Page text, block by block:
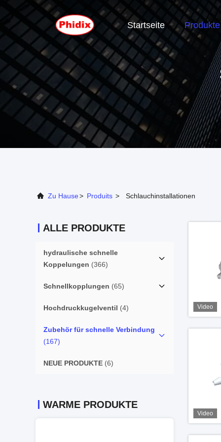
Startseite Produkte
Zu Hause> Produits > Schlauchinstallationen
ALLE PRODUKTE
hydraulische schnelle
Koppelungen (366)
Schnellkopplungen (65)
Hochdruckkugelventil (4)
Zubehör für schnelle Verbindung
(167)
NEUE PRODUKTE (6)
WARME PRODUKTE
Video
Video